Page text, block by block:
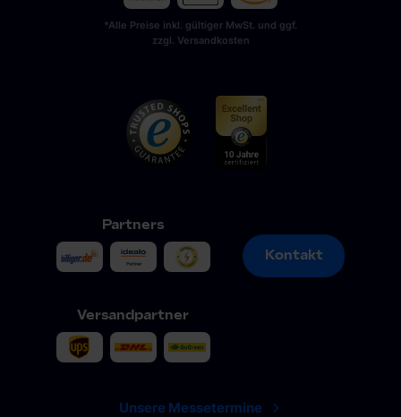
*Alle Preise inkl. gültiger MwSt. und ggf.
zzgl. Versandkosten
Partners
Versandpartner
Kontakt
Kontakt
Unsere Messetermine